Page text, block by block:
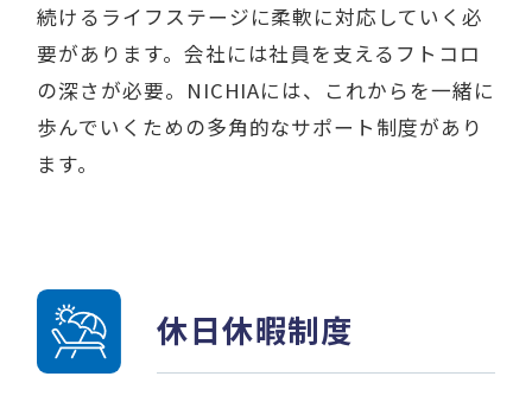
続けるライフステージに柔軟に対応していく必
要があります。会社には社員を支えるフトコロ
の深さが必要。NICHIAには、これからを一緒に
歩んでいくための多角的なサポート制度があり
ます。
休日休暇制度